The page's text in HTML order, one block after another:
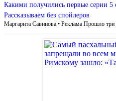
Какими получились первые серии 5
Рассказываем без спойлеров
Маргарита Савинова • Реклама Прошло три